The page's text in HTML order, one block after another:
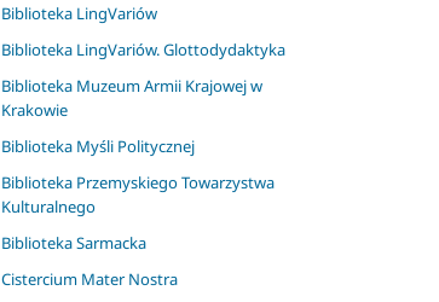
Biblioteka LingVariów
Biblioteka LingVariów. Glottodydaktyka
Biblioteka Muzeum Armii Krajowej w
Krakowie
Biblioteka Myśli Politycznej
Biblioteka Przemyskiego Towarzystwa
Kulturalnego
Biblioteka Sarmacka
Cistercium Mater Nostra